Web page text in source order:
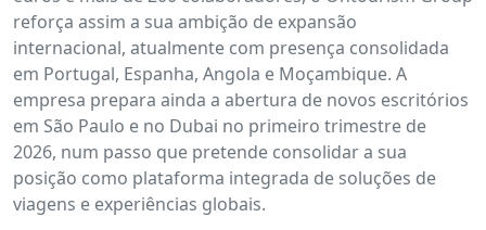
reforça assim a sua ambição de expansão
internacional, atualmente com presença consolidada
em Portugal, Espanha, Angola e Moçambique. A
empresa prepara ainda a abertura de novos escritórios
em São Paulo e no Dubai no primeiro trimestre de
2026, num passo que pretende consolidar a sua
posição como plataforma integrada de soluções de
viagens e experiências globais.